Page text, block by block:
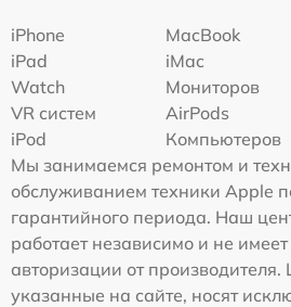
iPhone
MacBook
iPad
iMac
Watch
Мониторов
VR систем
AirPods
iPod
Компьютеров
Мы занимаемся ремонтом и
обслуживанием техники Apple
гарантийного периода. Наш
работает независимо и не
авторизации от
указанные на сайте, носят